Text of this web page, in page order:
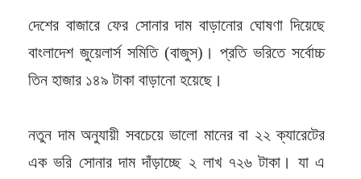
দেশের বাজারে ফের সোনার দাম বাড়ানোর ঘোষণা দিয়েছে
বাংলাদেশ জুয়েলার্স সমিতি (বাজুস)। প্রতি ভরিতে সর্বোচ্চ
তিন হাজার ১৪৯ টাকা বাড়ানো হয়েছে।
নতুন দাম অনুযায়ী সবচেয়ে ভালো মানের বা ২২ ক্যারেটের
এক ভরি সোনার দাম দাঁড়াচ্ছে ২ লাখ ৭২৬ টাকা। যা এ